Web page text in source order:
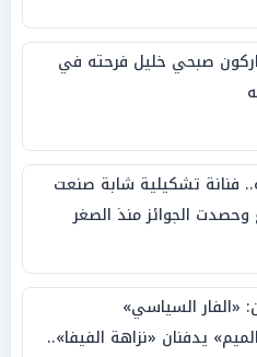
صبحي خليل فرحته في
فنانة تشكيلية شابة صنعت
وحصدت الجوائز منذ الصغر
«الفار السياسي»
يدفنان «نزاهة الفيفا»..